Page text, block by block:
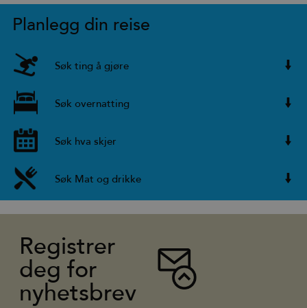
Planlegg din reise
Søk ting å gjøre
Søk overnatting
Søk hva skjer
Søk Mat og drikke
Registrer
deg for
nyhetsbrev